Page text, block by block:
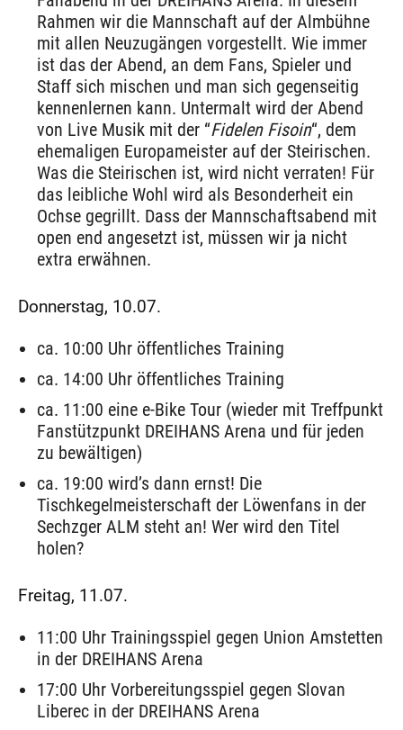
Rahmen wir die Mannschaft auf der Almbühne
mit allen Neuzugängen vorgestellt. Wie immer
ist das der Abend, an dem Fans, Spieler und
Staff sich mischen und man sich gegenseitig
kennenlernen kann. Untermalt wird der Abend
von Live Musik mit der “Fidelen Fisoin“, dem
ehemaligen Europameister auf der Steirischen.
Was die Steirischen ist, wird nicht verraten! Für
das leibliche Wohl wird als Besonderheit ein
Ochse gegrillt. Dass der Mannschaftsabend mit
open end angesetzt ist, müssen wir ja nicht
extra erwähnen.
Donnerstag, 10.07.
ca. 10:00 Uhr öffentliches Training
ca. 14:00 Uhr öffentliches Training
ca. 11:00 eine e-Bike Tour (wieder mit Treffpunkt
Fanstützpunkt DREIHANS Arena und für jeden
zu bewältigen)
ca. 19:00 wird’s dann ernst! Die
Tischkegelmeisterschaft der Löwenfans in der
Sechzger ALM steht an! Wer wird den Titel
holen?
Freitag, 11.07.
11:00 Uhr Trainingsspiel gegen Union Amstetten
in der DREIHANS Arena
17:00 Uhr Vorbereitungsspiel gegen Slovan
Liberec in der DREIHANS Arena